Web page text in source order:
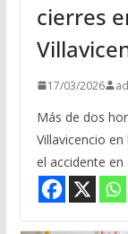
cierres
17/03/2026
Más de dos
Villavicencio
el accidente en